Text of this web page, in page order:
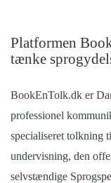
Platformen
tænke
BookEnTolk.dk er
professionel
specialiseret tolkning
undervisning, den
selvstændige